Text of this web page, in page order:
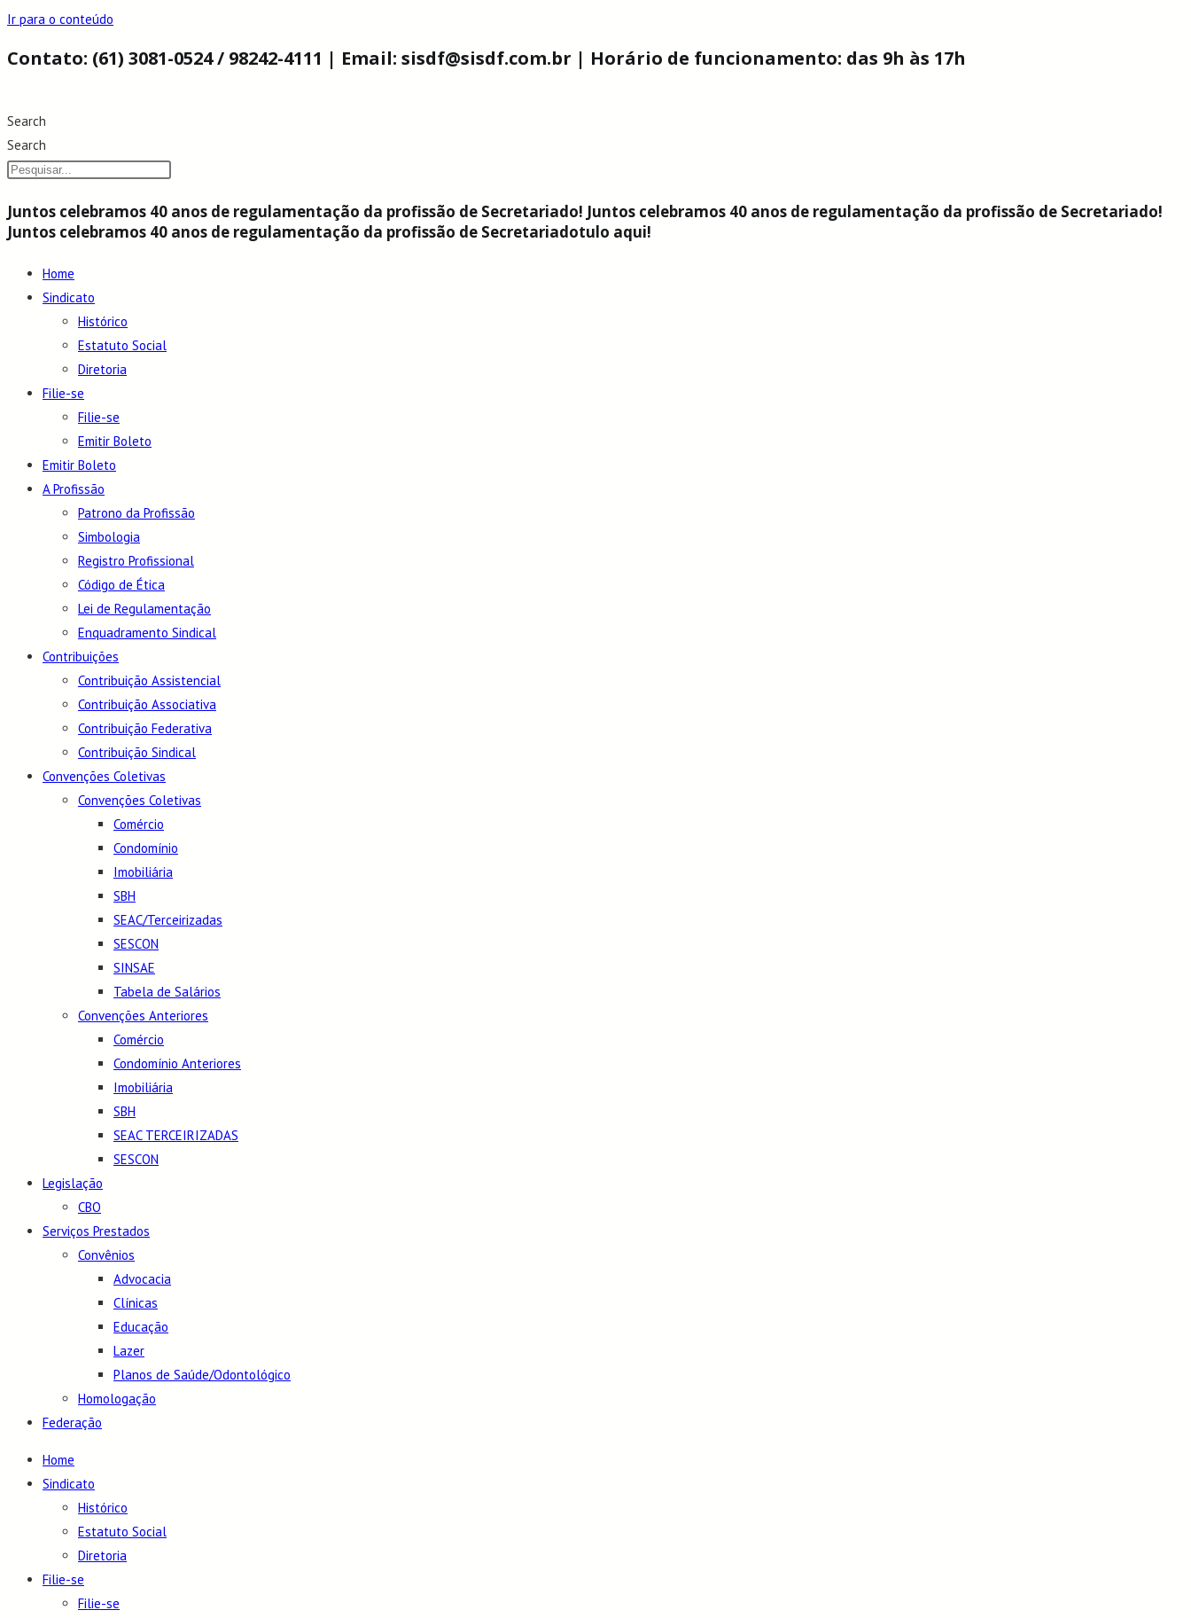
Ir para o conteúdo
Contato: (61) 3081-0524 / 98242-4111 | Email: sisdf@sisdf.com.br | Horário de funcionamento: das 9h às 17h
Search
Search
Juntos celebramos 40 anos de regulamentação da profissão de Secretariado! Juntos celebramos 40 anos de regulamentação da profissão de Secretariado!
Juntos celebramos 40 anos de regulamentação da profissão de Secretariadotulo aqui!
Home
Sindicato
Histórico
Estatuto Social
Diretoria
Filie-se
Filie-se
Emitir Boleto
Emitir Boleto
A Profissão
Patrono da Profissão
Simbologia
Registro Profissional
Código de Ética
Lei de Regulamentação
Enquadramento Sindical
Contribuições
Contribuição Assistencial
Contribuição Associativa
Contribuição Federativa
Contribuição Sindical
Convenções Coletivas
Convenções Coletivas
Comércio
Condomínio
Imobiliária
SBH
SEAC/Terceirizadas
SESCON
SINSAE
Tabela de Salários
Convenções Anteriores
Comércio
Condomínio Anteriores
Imobiliária
SBH
SEAC TERCEIRIZADAS
SESCON
Legislação
CBO
Serviços Prestados
Convênios
Advocacia
Clínicas
Educação
Lazer
Planos de Saúde/Odontológico
Homologação
Federação
Home
Sindicato
Histórico
Estatuto Social
Diretoria
Filie-se
Filie-se